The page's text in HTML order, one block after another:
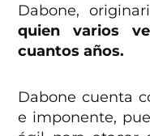
Dabone,
quien varios
cuantos años.
Dabone cuenta
e imponente,